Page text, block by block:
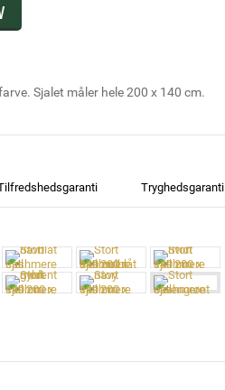
Sjalet måler hele 200 x 140 cm.
Tryghedsgaranti